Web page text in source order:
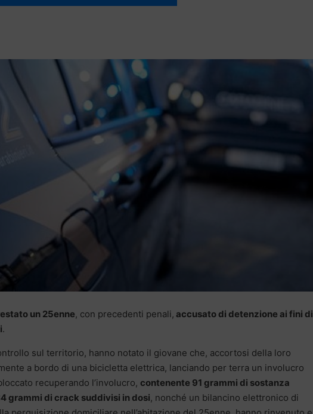
un 25enne, con precedenti penali, accusato di detenzione ai fini di
.
sul territorio, hanno notato il giovane che, accortosi della loro
a bordo di una bicicletta elettrica, lanciando per terra un involucro
recuperando l’involucro, contenente 91 grammi di sostanza
grammi di crack suddivisi in dosi, nonché un bilancino elettronico di